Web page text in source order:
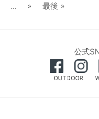
...
» 最後 »
公式
OUTDOOR